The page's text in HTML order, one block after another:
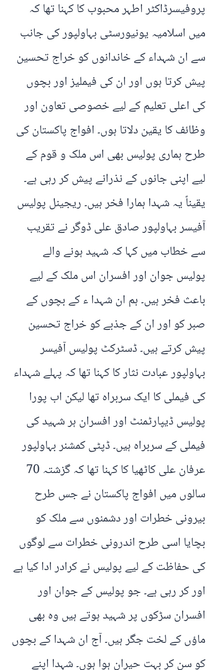
پروفیسرڈاکٹر اطہر محبوب کا کہنا تھا کہ
میں اسلامیہ یونیورسٹی بہاولپور کی جانب
سے ان شہداء کے خاندانوں کو خراج تحسین
پیش کرتا ہوں اور ان کی فیملیز اور بچوں
کی اعلی تعلیم کے لیے خصوصی تعاون اور
وظائف کا یقین دلاتا ہوں۔ افواج پاکستان کی
طرح ہماری پولیس بھی اس ملک و قوم کے
لیے اپنی جانوں کے نذرانے پیش کر رہی ہے۔
یقیناً یہ شہدا ہمارا فخر ہیں۔ ریجینل پولیس
آفیسر بہاولپور صادق علی ڈوگر نے تقریب
سے خطاب میں کہا کہ شہید ہونے والے
پولیس جوان اور افسران اس ملک کے لیے
باعث فخر ہیں۔ ہم ان شہدا ء کے بچوں کے
صبر کو اور ان کے جذبے کو خراج تحسین
پیش کرتے ہیں۔ ڈسٹرکٹ پولیس آفیسر
بہاولپور عبادت نثار کا کہنا تھا کہ پہلے شہداء
کی فیملی کا ایک سربراہ تھا لیکن اب پورا
پولیس ڈیپارٹمنٹ اور افسران ہر شہید کی
فیملی کے سربراہ ہیں۔ ڈپٹی کمشنر بہاولپور
عرفان علی کاٹھیا کا کہنا تھا کہ گزشتہ 70
سالوں میں افواج پاکستان نے جس طرح
بیرونی خطرات اور دشمنوں سے ملک کو
بچایا اسی طرح اندرونی خطرات سے لوگوں
کی حفاظت کے لیے پولیس نے کرادر ادا کیا ہے
اور کر رہی ہے۔ جو پولیس کے جوان اور
افسران سڑکوں پر شہید ہوتے ہیں وہ بھی
ماؤں کے لخت جگر ہیں۔ آج ان شہدا کے بچوں
کو سن کر بہت حیران ہوا ہوں۔ شہدا اپنے